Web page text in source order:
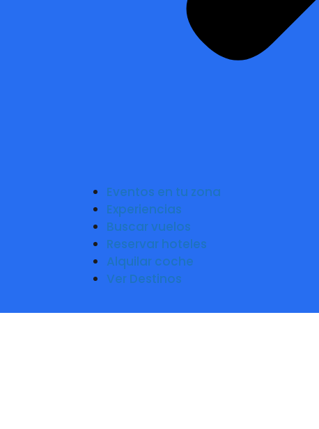
Eventos en tu zona
Experiencias
Buscar vuelos
Reservar hoteles
Alquilar coche
Ver Destinos